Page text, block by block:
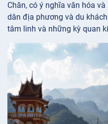
Chăn, có ý nghĩa văn hóa
dân địa phương và du
tâm linh và những kỳ quan